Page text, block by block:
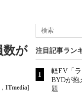
数が
， ITmedia]
注目記事ラン
軽EV「
BYDが抱
題